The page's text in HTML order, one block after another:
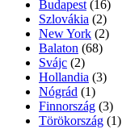
Budapest (16)
Szlovákia (2)
New York (2)
Balaton (68)
Svájc (2)
Hollandia (3)
Nógrád (1)
Finnország (3)
Törökország (1)